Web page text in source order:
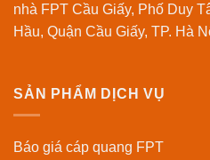
nhà FPT Cầu Giấy, Phố Duy
Hầu, Quận Cầu Giấy, TP. Hà
SẢN PHẨM DỊCH VỤ
Báo giá cáp quang FPT